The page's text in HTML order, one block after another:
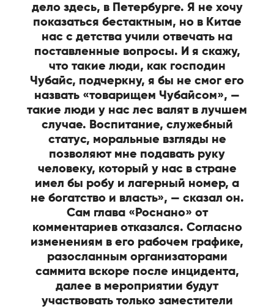
дело здесь, в Петербурге. Я не хочу
показаться бестактным, но в Китае
нас с детства учили отвечать на
поставленные вопросы. И я скажу,
что такие люди, как господин
Чубайс, подчеркну, я бы не смог его
назвать «товарищем Чубайсом», —
такие люди у нас лес валят в лучшем
случае. Воспитание, служебный
статус, моральные взгляды не
позволяют мне подавать руку
человеку, который у нас в стране
имел бы робу и лагерный номер, а
не богатство и власть», — сказал он.
Сам глава «Роснано» от
комментариев отказался. Согласно
изменениям в его рабочем графике,
разосланным организаторами
саммита вскоре после инцидента,
далее в мероприятии будут
участвовать только заместители